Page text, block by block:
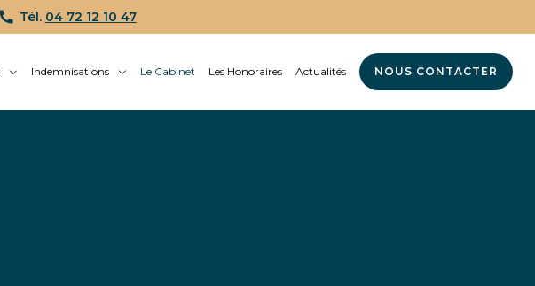
Tél. 04 72 12 10 47
Indemnisations Le Cabinet Les Honoraires Actualités NOUS CONTACTER